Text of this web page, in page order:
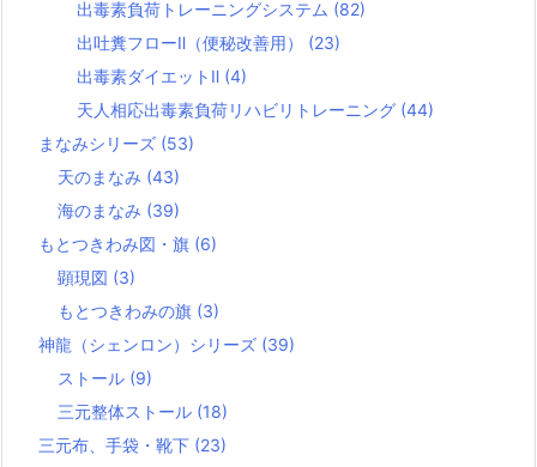
出毒素負荷トレーニングシステム (82)
出吐糞フローⅡ（便秘改善用） (23)
出毒素ダイエットⅡ (4)
天人相応出毒素負荷リハビリトレーニング (44)
まなみシリーズ (53)
天のまなみ (43)
海のまなみ (39)
もとつきわみ図・旗 (6)
顕現図 (3)
もとつきわみの旗 (3)
神龍（シェンロン）シリーズ (39)
ストール (9)
三元整体ストール (18)
三元布、手袋・靴下 (23)